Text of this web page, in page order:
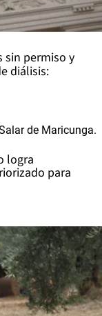
sin permiso y
diálisis:
logra
para